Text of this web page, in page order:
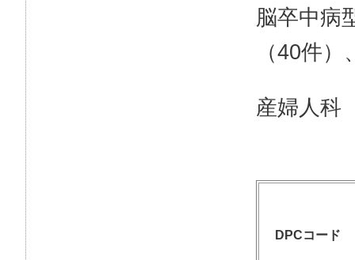
脳卒中病
（40件
産婦人科
DPCコード